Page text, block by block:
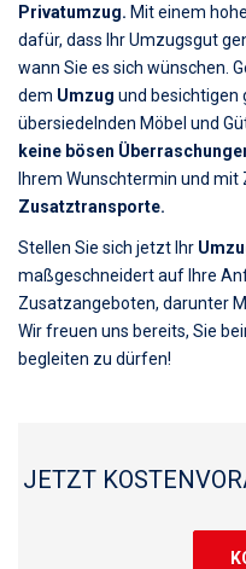
Privatumzug. Mit einem
dafür, dass Ihr Umzugsgut
wann Sie es sich wünschen.
dem Umzug und besichtigen
übersiedelnden Möbel und
keine bösen
Ihrem Wunschtermin und
Zusatztransporte.
Stellen Sie sich jetzt Ihr
maßgeschneidert auf Ihre
Zusatzangeboten, darunter
Wir freuen uns bereits, Sie
begleiten zu dürfen!
JETZT